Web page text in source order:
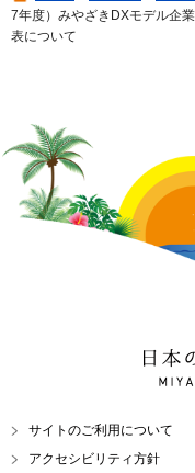
7年度）みやざきDXモデル企
表について
日本の
サイトのご利用について
アクセシビリティ方針